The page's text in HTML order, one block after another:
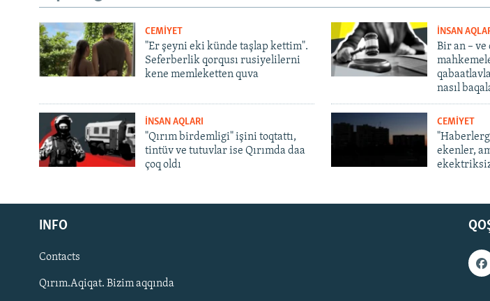
Русский
Українською
QOŞULIÑIZ!
CEMİYET
"Er şeyni eki künde taşlap kettim".
Seferberlik qorqusı rusiyelilerni
kene memleketten quva
İNSAN
Bir an – ve
nasıl
İNSAN AQLARI
"Qırım birdemligi" işini toqtattı,
tintüv ve tutuvlar ise Qırımda daa
çoq oldı
CEMİYET
ekenler,
INFO
Contacts
Qırım.Aqiqat. Bizim aqqında